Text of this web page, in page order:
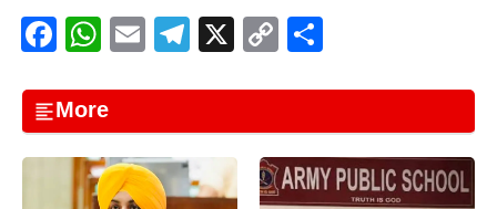
F
c
e
W
at
s
A
E
ail
T
e
gr
a
X C
p
y
Li
ar
e
More